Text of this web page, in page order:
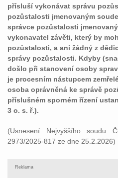
přísluší vykonávat správu
pozůstalosti jmenovaným
správce pozůstalosti
vykonavatel závěti, který by
pozůstalosti, a ani žádný z
správy pozůstalosti. Kdyby
došlo při stanovení osoby
je procesním nástupcem
osoba oprávněná ke správě
příslušném sporném řízení
3 o. s. ř.).
(Usnesení Nejvyššího soudu
2973/2025-817 ze dne 25.2.2026)
Reklama